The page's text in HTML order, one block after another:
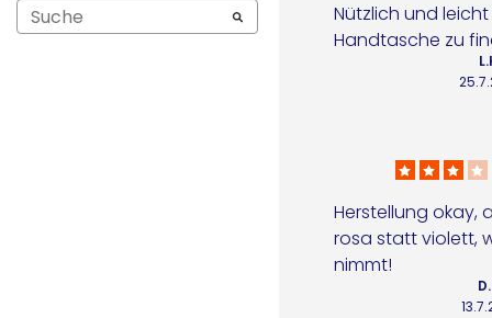
Nützlich und
Handtasche zu
Herstellung okay,
rosa statt violett,
nimmt!